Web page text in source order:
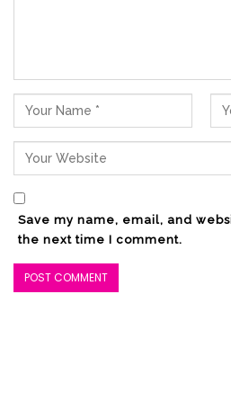
Save my name, email, and
the next time I comment.